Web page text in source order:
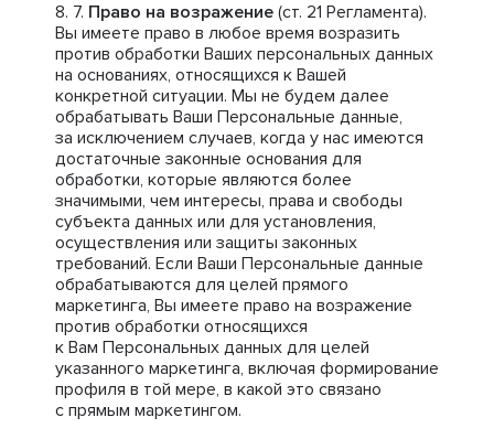
Право на возражение (ст. 21 Регламента).
Вы имеете право в любое время возразить
против обработки Ваших персональных данных
на основаниях, относящихся к Вашей
конкретной ситуации. Мы не будем далее
обрабатывать Ваши Персональные данные,
за исключением случаев, когда у нас имеются
достаточные законные основания для
обработки, которые являются более
значимыми, чем интересы, права и свободы
субъекта данных или для установления,
осуществления или защиты законных
требований. Если Ваши Персональные данные
обрабатываются для целей прямого
маркетинга, Вы имеете право на возражение
против обработки относящихся
к Вам Персональных данных для целей
указанного маркетинга, включая формирование
профиля в той мере, в какой это связано
с прямым маркетингом.